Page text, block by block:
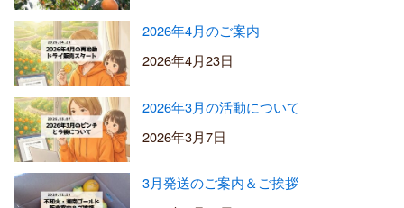
2026年4月のご案内
2026年4月23日
2026年3月の活動について
2026年3月7日
3月発送のご案内＆ご挨拶